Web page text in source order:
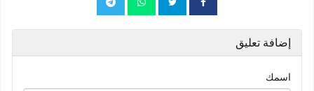
إضافة تعليق
اسمك